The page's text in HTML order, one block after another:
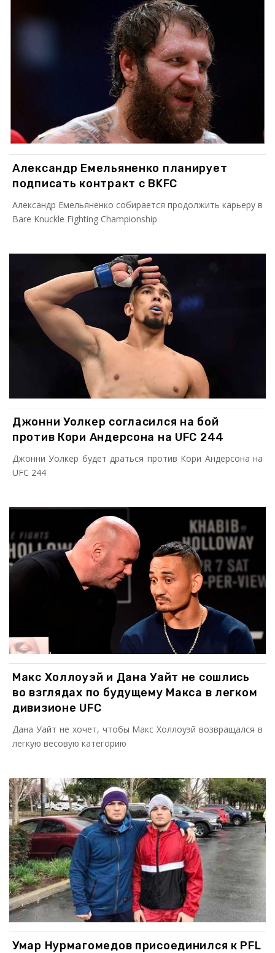
Александр Емельяненко планирует
подписать контракт с BKFC
Александр Емельяненко собирается продолжить карьеру в
Bare Knuckle Fighting Championship
Джонни Уолкер согласился на бой
против Кори Андерсона на UFC 244
Джонни Уолкер будет драться против Кори Андерсона на
UFC 244
Макс Холлоуэй и Дана Уайт не сошлись
во взглядах по будущему Макса в легком
дивизионе UFC
Дана Уайт не хочет, чтобы Макс Холлоуэй возвращался в
легкую весовую категорию
Умар Нурмагомедов присоединился к PFL